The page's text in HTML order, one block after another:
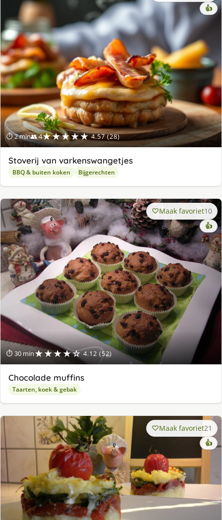
⏱ 2 min👥 4★★★★★ 4.57 (28)
👍
Stoverij van varkenswangetjes
BBQ & buiten koken Bijgerechten
⏱ 30 min★★★★☆ 4.12 (52)
Maak favoriet10
👍
Chocolade muffins
Taarten, koek & gebak
Maak favoriet21
👍